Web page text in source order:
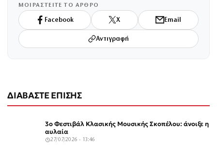
ΜΟΙΡΑΣΤΕΙΤΕ ΤΟ ΑΡΘΡΟ
Facebook X Email
Αντιγραφή
ΔΙΑΒΑΣΤΕ ΕΠΙΣΗΣ
3ο Φεστιβάλ Κλασικής Μουσικής Σκοπέλου: άνοιξε η
αυλαία
27/07/2026 - 13:46